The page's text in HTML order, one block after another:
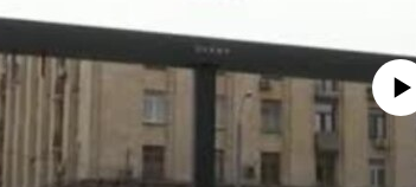
No media source